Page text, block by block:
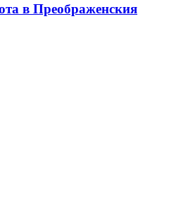
в Преображенския